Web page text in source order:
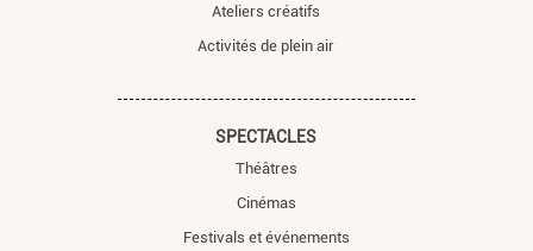
Ateliers créatifs
Activités de plein air
SPECTACLES
Théâtres
Cinémas
Festivals et événements